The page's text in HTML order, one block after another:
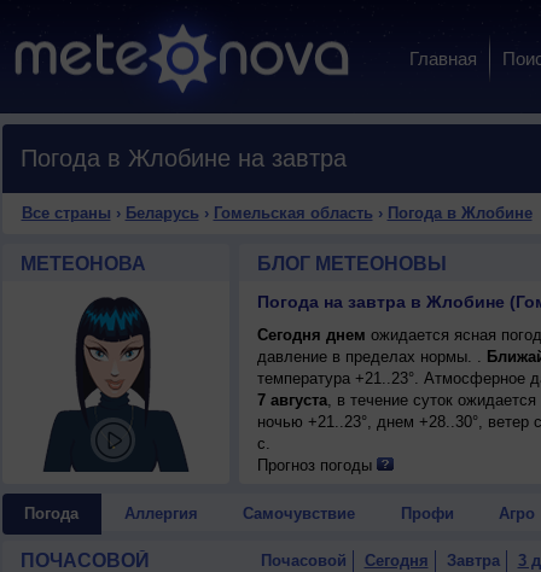
Главная
Погода в Жлобине на завтра
Все страны › Беларусь › Гомельская область › Погода в Жлобине
МЕТЕОНОВА БЛОГ МЕТЕОНОВЫ
Погода на завтра в Жлобине
Сегодня днем ожидается ясная
давление в пределах нормы. .
температура +21..23°. Атмосферное
7 августа, в течение суток
ночью +21..23°, днем +28..30°,
с.
Прогноз погоды
Погода Аллергия Самочувствие Профи Агро
ПОЧАСОВОЙ Почасовой Сегодня Завтра 3